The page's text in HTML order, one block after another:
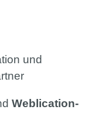
und
Weblication-